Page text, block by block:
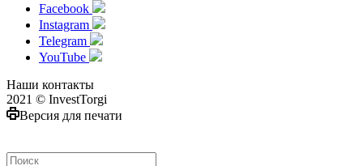
Facebook
Instagram
Telegram
YouTube
Наши контакты
2021 © InvestTorgi
Версия для печати